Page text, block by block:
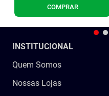
COMPRAR
INSTITUCIONAL
Quem Somos
Nossas Lojas